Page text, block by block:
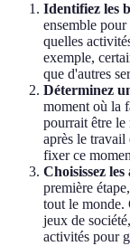
Identifiez les
ensemble
quelles
exemple,
que d'autres
Déterminez
moment où la
pourrait être le
après le travail
fixer ce
Choisissez les
première
tout le monde.
jeux de
activités pour